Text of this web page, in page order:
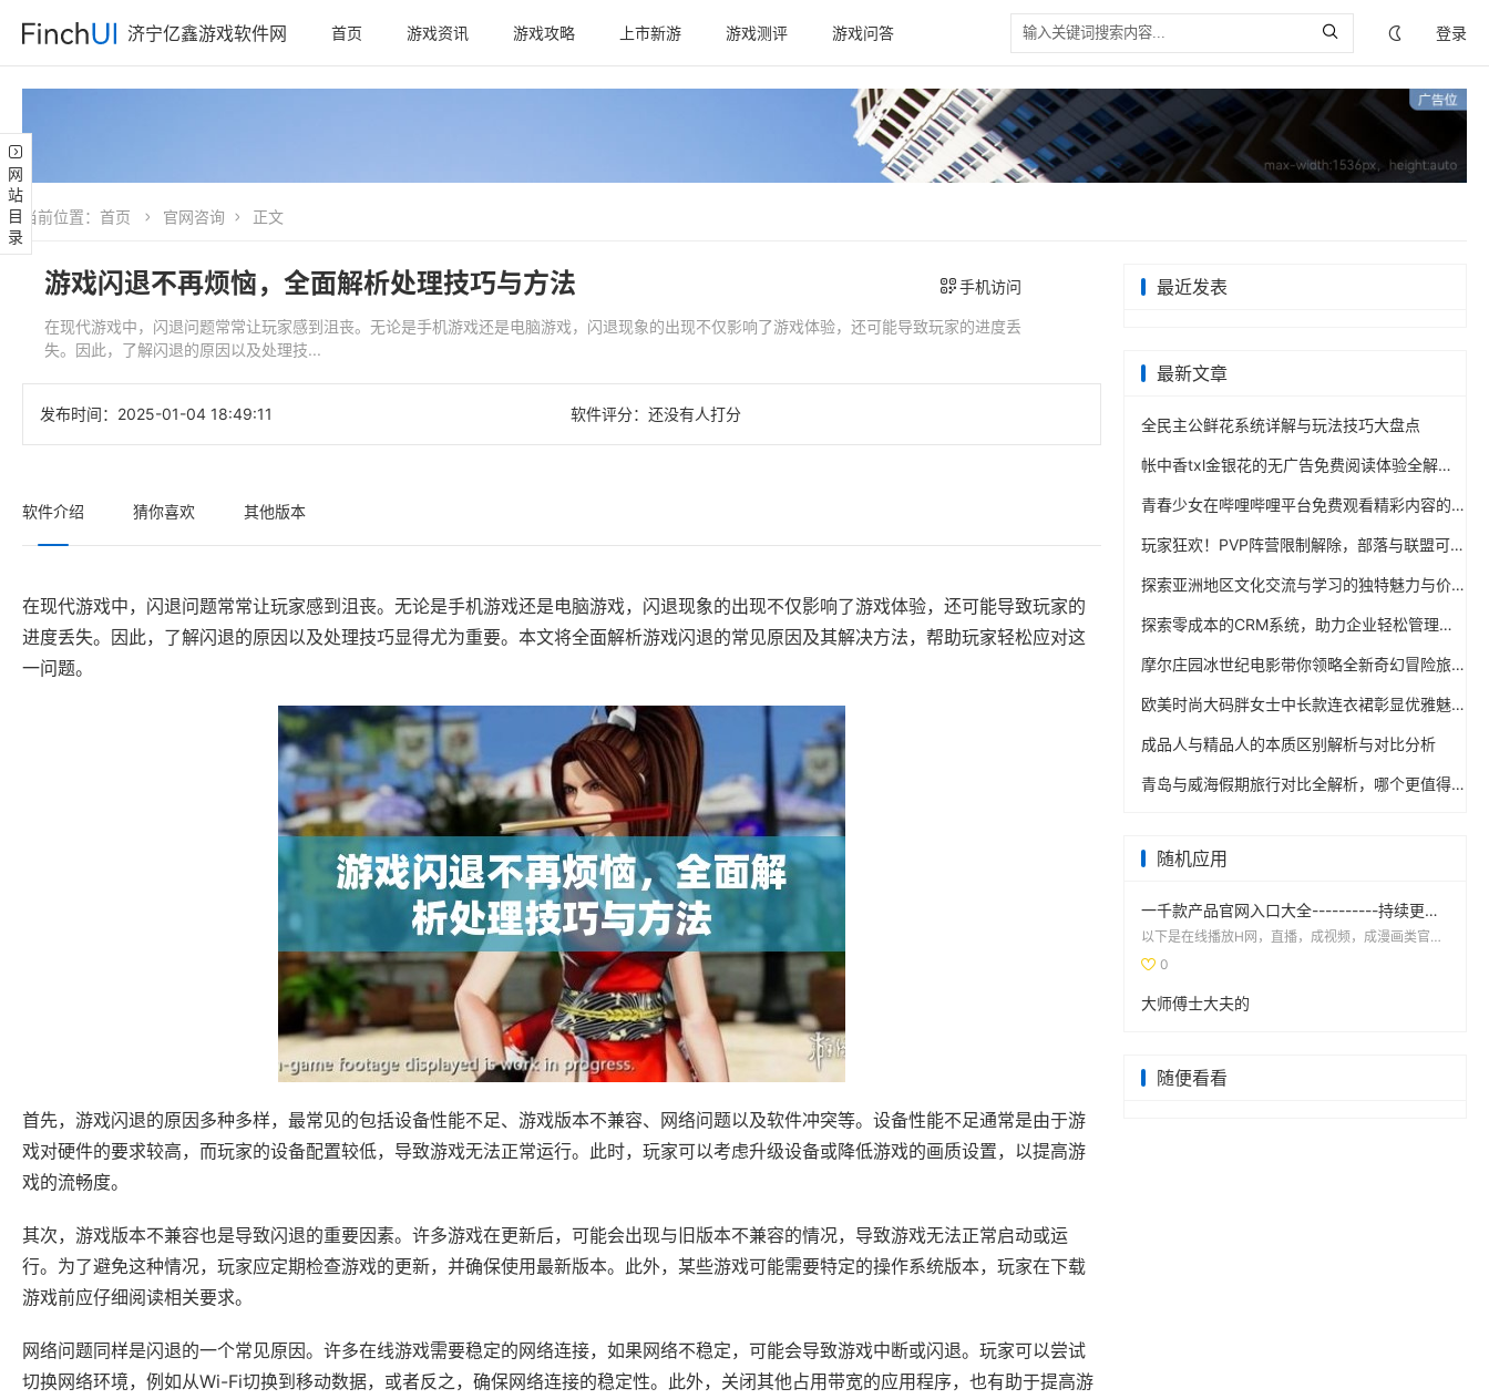
济宁亿鑫游戏软件网 首页 游戏资讯 游戏攻略 上市新游 游戏测评 游戏问答 登录
网站目录 当前位置： 首页 官网咨询 正文
游戏闪退不再烦恼，全面解析处理技巧与方法 手机访问
在现代游戏中，闪退问题常常让玩家感到沮丧。无论是手机游戏还是电脑游戏，闪退现象的出现不仅影响了游戏体验，还可能导致玩家的进度丢
失。因此，了解闪退的原因以及处理技...
发布时间： 2025-01-04 18:49:11 软件评分： 还没有人打分
软件介绍 猜你喜欢 其他版本
在现代游戏中，闪退问题常常让玩家感到沮丧。无论是手机游戏还是电脑游戏，闪退现象的出现不仅影响了游戏体验，还可能导致玩家的
进度丢失。因此，了解闪退的原因以及处理技巧显得尤为重要。本文将全面解析游戏闪退的常见原因及其解决方法，帮助玩家轻松应对这
一问题。
首先，游戏闪退的原因多种多样，最常见的包括设备性能不足、游戏版本不兼容、网络问题以及软件冲突等。设备性能不足通常是由于游
戏对硬件的要求较高，而玩家的设备配置较低，导致游戏无法正常运行。此时，玩家可以考虑升级设备或降低游戏的画质设置，以提高游
戏的流畅度。
其次，游戏版本不兼容也是导致闪退的重要因素。许多游戏在更新后，可能会出现与旧版本不兼容的情况，导致游戏无法正常启动或运
行。为了避免这种情况，玩家应定期检查游戏的更新，并确保使用最新版本。此外，某些游戏可能需要特定的操作系统版本，玩家在下载
游戏前应仔细阅读相关要求。
网络问题同样是闪退的一个常见原因。许多在线游戏需要稳定的网络连接，如果网络不稳定，可能会导致游戏中断或闪退。玩家可以尝试
切换网络环境，例如从Wi-Fi切换到移动数据，或者反之，确保网络连接的稳定性。此外，关闭其他占用带宽的应用程序，也有助于提高游
最近发表
最新文章
全民主公鲜花系统详解与玩法技巧大盘点
帐中香txl金银花的无广告免费阅读体验全解析
青春少女在哔哩哔哩平台免费观看精彩内容的攻略
玩家狂欢！PVP阵营限制解除，部落与联盟可组队战斗
探索亚洲地区文化交流与学习的独特魅力与价值
探索零成本的CRM系统，助力企业轻松管理客户关系
摩尔庄园冰世纪电影带你领略全新奇幻冒险旅程
欧美时尚大码胖女士中长款连衣裙彰显优雅魅力
成品人与精品人的本质区别解析与对比分析
青岛与威海假期旅行对比全解析，哪个更值得去探索
随机应用
一千款产品官网入口大全----------持续更新！
以下是在线播放H网，直播，成视频，成漫画类官网！不支持百~度浏览器访问，用手机默认浏览器打开：免费看...
0
大师傅士大夫的
随便看看